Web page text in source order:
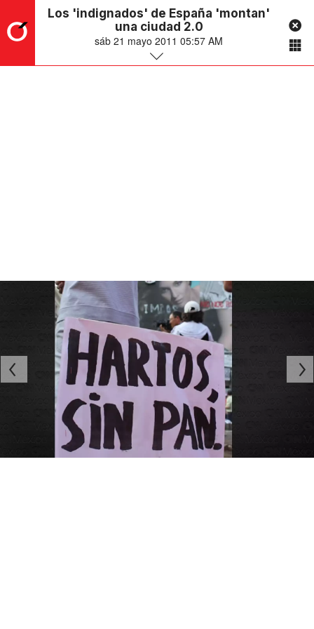
Los 'indignados' de España 'montan'
una ciudad 2.0
sáb 21 mayo 2011 05:57 AM